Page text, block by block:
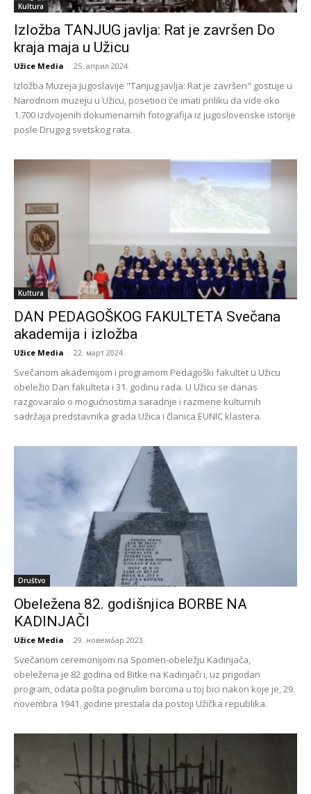
Kultura
Izložba TANJUG javlja: Rat je završen Do
kraja maja u Užicu
Užice Media - 25. април 2024.
Izložba Muzeja Jugoslavije "Tanjug javlja: Rat je završen" gostuje u
Narodnom muzeju u Užicu, posetioci će imati priliku da vide oko
1.700 izdvojenih dokumenarnih fotografija iz jugoslovenske istorije
posle Drugog svetskog rata.
Kultura
DAN PEDAGOŠKOG FAKULTETA Svečana
akademija i izložba
Užice Media - 22. март 2024.
Svečanom akademijom i programom Pedagoški fakultet u Užicu
obeležio Dan fakulteta i 31. godinu rada. U Užicu se danas
razgovaralo o mogućnostima saradnje i razmene kulturnih
sadržaja predstavnika grada Užica i članica EUNIC klastera.
Društvo
Obeležena 82. godišnjica BORBE NA
KADINJAČI
Užice Media - 29. новембар 2023.
Svečanom ceremonijom na Spomen-obeležju Kadinjača,
obeležena je 82 godina od Bitke na Kadinjači i, uz prigodan
program, odata pošta poginulim borcima u toj bici nakon koje je, 29.
novembra 1941. godine prestala da postoji Užička republika.